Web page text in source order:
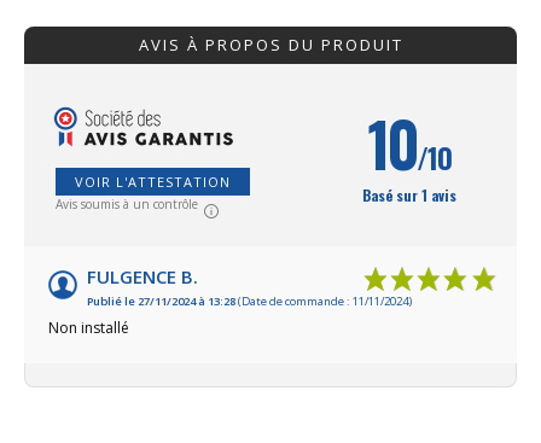
manche béquille. Ce rangement à outils de
jardin peut également servir d'étagère à 2
niveaux. Excellente fabrication française.
garanti 20 ans.
AVIS À PROPOS DU PRODUIT
VOIR L'ATTESTATION
Avis soumis à un contrôle
10/10
Basé sur 1 avis
FULGENCE B.
Publié le 27/11/2024 à 13:28(Date de commande : 11/11/2024)
Non installé